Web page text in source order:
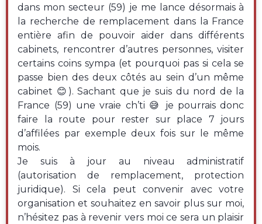
dans mon secteur (59) je me lance désormais à
la recherche de remplacement dans la France
entière afin de pouvoir aider dans différents
cabinets, rencontrer d’autres personnes, visiter
certains coins sympa (et pourquoi pas si cela se
passe bien des deux côtés au sein d’un même
cabinet 😊). Sachant que je suis du nord de la
France (59) une vraie ch’ti 😅 je pourrais donc
faire la route pour rester sur place 7 jours
d’affilées par exemple deux fois sur le même
mois.
Je suis à jour au niveau administratif
(autorisation de remplacement, protection
juridique). Si cela peut convenir avec votre
organisation et souhaitez en savoir plus sur moi,
n’hésitez pas à revenir vers moi ce sera un plaisir